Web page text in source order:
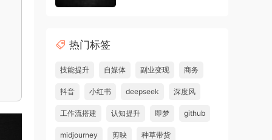
热门标签
技能提升 自媒体 副业变现 商务
抖音 小红书 deepseek 深度风
工作流搭建 认知提升 即梦 github
midjourney 剪映 种草带货